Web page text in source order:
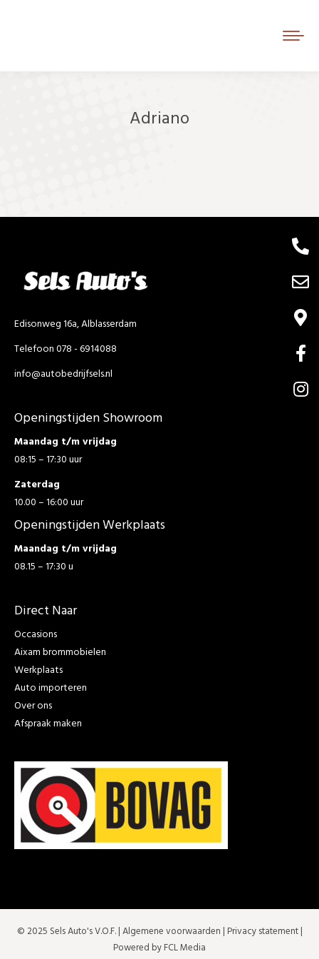
Adriano
Edisonweg 16a, Alblasserdam
Telefoon 078 - 6914088
info@autobedrijfsels.nl
Openingstijden Showroom
Maandag t/m vrijdag
08:15 – 17:30 uur
Zaterdag
10.00 – 16:00 uur
Openingstijden Werkplaats
Maandag t/m vrijdag
08.15 – 17:30 u
Direct Naar
Occasions
Aixam brommobielen
Werkplaats
Auto importeren
Over ons
Afspraak maken
© 2025 Sels Auto's V.O.F. |Algemene voorwaarden | Privacy statement|
Powered by FCL Media